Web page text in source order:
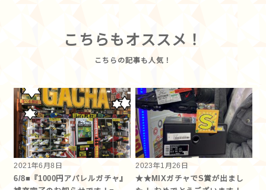
こちらもオススメ！
2021年6月8日
6/8■『1000円アパレルガチャ』
2023年1月26日
★★MIXガチャでS賞が出まし